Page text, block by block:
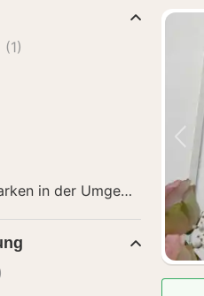
(1)
in der Umgebung an